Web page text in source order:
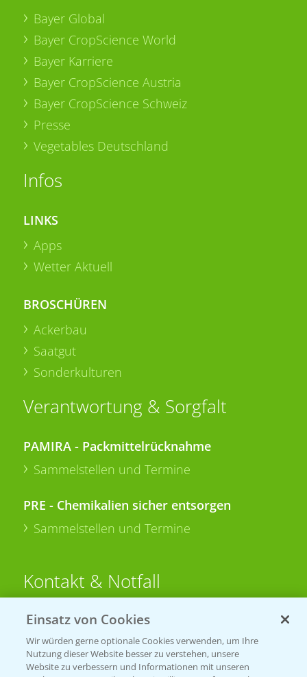
Bayer Global
Bayer CropScience World
Bayer Karriere
Bayer CropScience Austria
Bayer CropScience Schweiz
Presse
Vegetables Deutschland
Infos
LINKS
Apps
Wetter Aktuell
BROSCHÜREN
Ackerbau
Saatgut
Sonderkulturen
Verantwortung & Sorgfalt
PAMIRA - Packmittelrücknahme
Sammelstellen und Termine
PRE - Chemikalien sicher entsorgen
Sammelstellen und Termine
Kontakt & Notfall
Beratung auf WhatsApp
T.+49 (0)174 346 564 1
Einsatz von Cookies
Wir würden gerne optionale Cookies verwenden, um Ihre
Nutzung dieser Website besser zu verstehen, unsere
Website zu verbessern und Informationen mit unseren